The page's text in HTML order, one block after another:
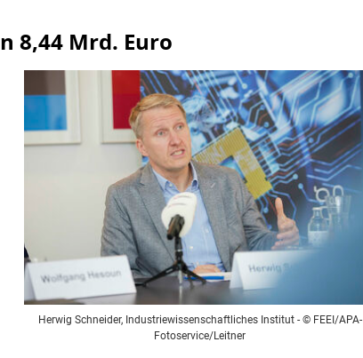
8,44 Mrd. Euro
Herwig Schneider, Industriewissenschaftliches Institut - © FEEI/APA-
Fotoservice/Leitner